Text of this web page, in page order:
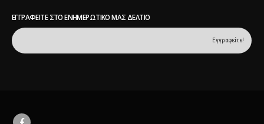
ΕΓΓΡΑΦΕΊΤΕ ΣΤΟ ΕΝΗΜΕΡΩΤΙΚΌ ΜΑΣ ΔΕΛΤΊΟ